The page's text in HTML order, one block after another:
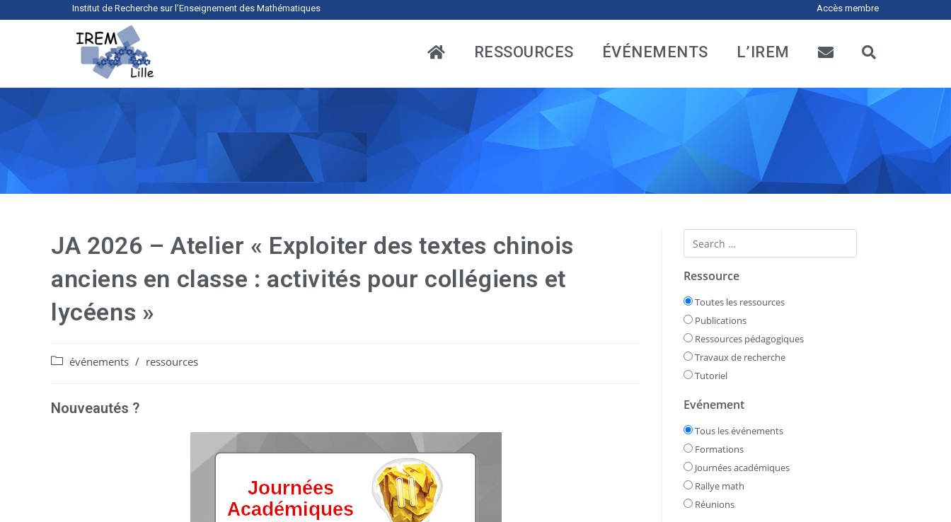
Institut de Recherche sur l’Enseignement des Mathématiques Accès membre
RESSOURCES ÉVÉNEMENTS L’IREM
JA 2026 – Atelier « Exploiter des textes chinois
anciens en classe : activités pour collégiens et
lycéens »
événements / ressources
Nouveautés ?
Ressource
Toutes les ressources
Publications
Ressources pédagogiques
Travaux de recherche
Tutoriel
Evénement
Tous les événements
Formations
Journées académiques
Rallye math
Réunions